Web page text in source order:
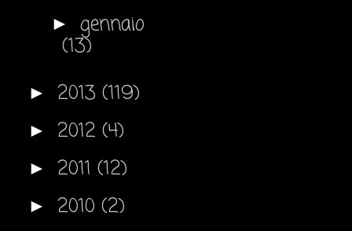
► gennaio
(13)
► 2013 (119)
► 2012 (4)
► 2011 (12)
► 2010 (2)